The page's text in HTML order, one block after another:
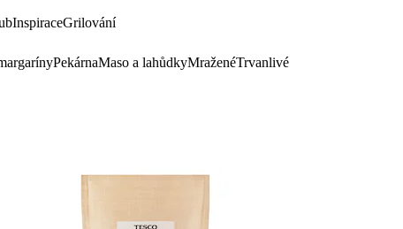
InspiraceGrilování
PekárnaMaso a lahůdkyMraženéTrvanlivé